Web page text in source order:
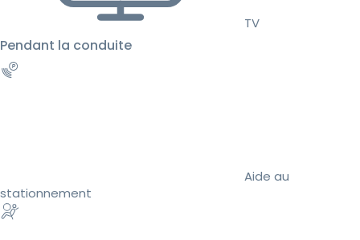
TV
Pendant la conduite
Aide au
stationnement